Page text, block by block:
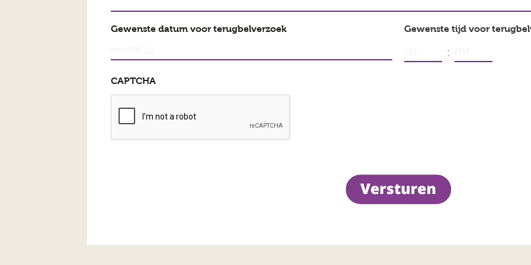
Gewenste datum voor terugbelverzoek
MM
slash
DD
Gewenste tijd voor
:
CAPTCHA